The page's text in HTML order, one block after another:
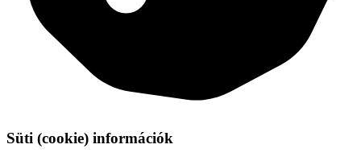
Süti (cookie) információk